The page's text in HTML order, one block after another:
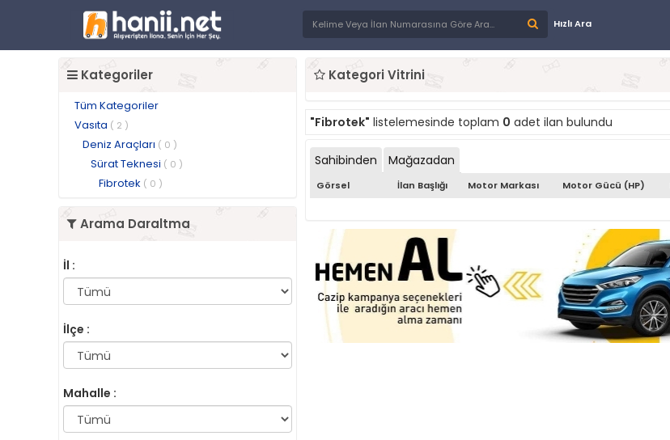
Hızlı Ara
Kategoriler
Tüm Kategoriler
Vasıta ( 2 )
Deniz Araçları ( 0 )
Sürat Teknesi ( 0 )
Fibrotek ( 0 )
Arama Daraltma
İl :
İlçe :
Mahalle :
Kategori Vitrini
"Fibrotek" listelemesinde toplam 0 adet ilan bulundu
Sahibinden Mağazadan
Görsel İlan Başlığı Motor Markası Motor Gücü (HP)